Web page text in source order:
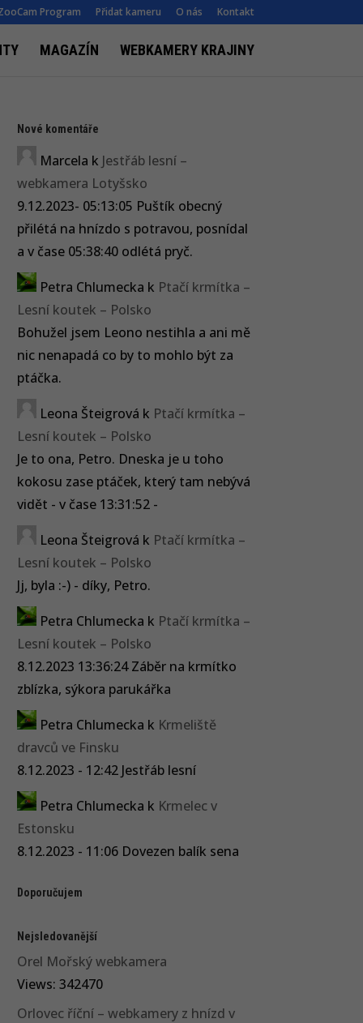
Program Přidat kameru O nás Kontakt
MAGAZÍN WEBKAMERY KRAJINY
Nové komentáře
Marcela k Jestřáb lesní –
webkamera Lotyšsko
9.12.2023- 05:13:05 Puštík obecný
přilétá na hnízdo s potravou, posnídal
a v čase 05:38:40 odlétá pryč.
Petra Chlumecka k Ptačí krmítka –
Lesní koutek – Polsko
Bohužel jsem Leono nestihla a ani mě
nic nenapadá co by to mohlo být za
ptáčka.
Leona Šteigrová k Ptačí krmítka –
Lesní koutek – Polsko
Je to ona, Petro. Dneska je u toho
kokosu zase ptáček, který tam nebývá
vidět - v čase 13:31:52 -
Leona Šteigrová k Ptačí krmítka –
Lesní koutek – Polsko
Jj, byla :-) - díky, Petro.
Petra Chlumecka k Ptačí krmítka –
Lesní koutek – Polsko
8.12.2023 13:36:24 Záběr na krmítko
zblízka, sýkora parukářka
Petra Chlumecka k Krmeliště
dravců ve Finsku
8.12.2023 - 12:42 Jestřáb lesní
Petra Chlumecka k Krmelec v
Estonsku
8.12.2023 - 11:06 Dovezen balík sena
Doporučujem
Nejsledovanější
Orel Mořský webkamera
Views: 342470
Orlovec říční – webkamery z hnízd v